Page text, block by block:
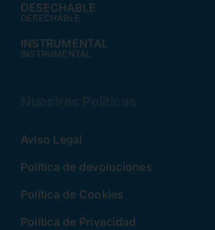
DESECHABLE
DESECHABLE
INSTRUMENTAL
INSTRUMENTAL
Aviso Legal
Política de devoluciones
Política de Cookies
Política de Privacidad